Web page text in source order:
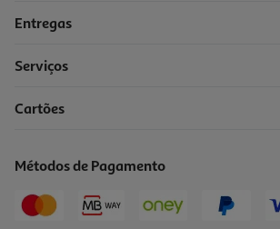
Entregas
Serviços
Cartões
Métodos de Pagamento